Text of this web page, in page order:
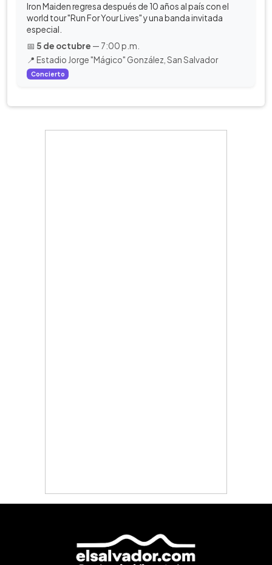
Iron Maiden regresa después de 10 años al país con el
world tour "Run For Your Lives" y una banda invitada
especial.
📅 5 de octubre — 7:00 p.m.
📍 Estadio Jorge "Mágico" González, San Salvador
Concierto